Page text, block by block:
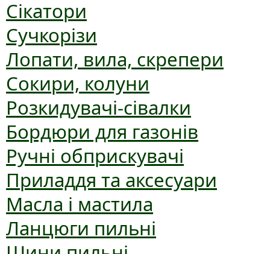
Сікатори
Сучкорізи
Лопати, вила, скрепери
Сокири, колуни
Розкидувачі-сівалки
Бордюри для газонів
Ручні обприскувачі
Приладдя та аксесуари
Масла і мастила
Ланцюги пильні